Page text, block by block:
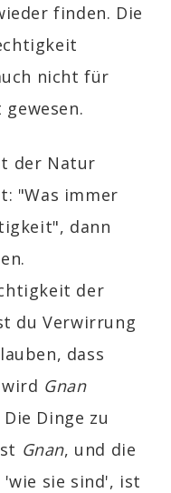
finden. Die
nicht für
der Natur
"Was immer
dann
der
du Verwirrung
dass
Gnan
Dinge zu
Gnan, und die
sie sind', ist